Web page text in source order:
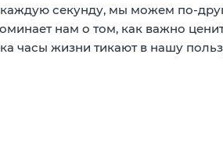
секунду, мы можем по-
нам о том, как важно
часы жизни тикают в нашу